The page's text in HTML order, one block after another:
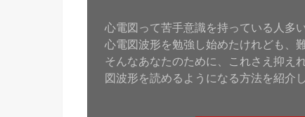
心電図って苦手意識を持っている人多
心電図波形を勉強し始めたけれども、
そんなあなたのために、これさえ抑え
図波形を読めるようになる方法を紹介し